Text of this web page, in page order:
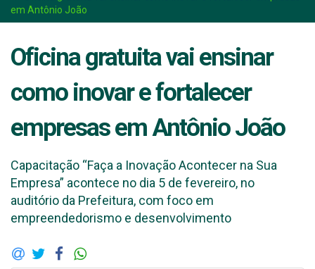
em Antônio João
Oficina gratuita vai ensinar
como inovar e fortalecer
empresas em Antônio João
Capacitação “Faça a Inovação Acontecer na Sua
Empresa” acontece no dia 5 de fevereiro, no
auditório da Prefeitura, com foco em
empreendedorismo e desenvolvimento